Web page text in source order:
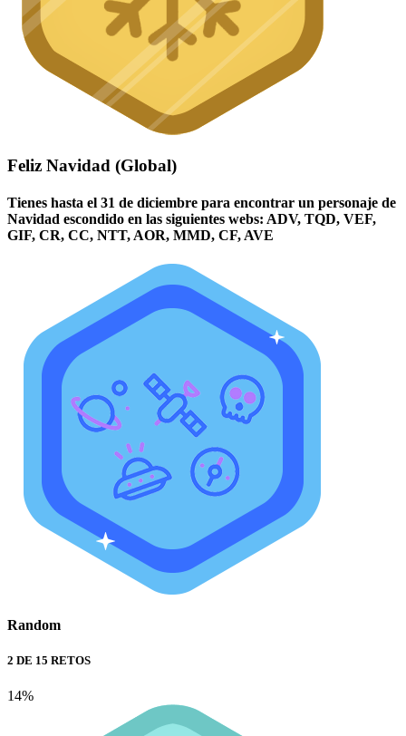
Feliz Navidad (Global)
Tienes hasta el 31 de diciembre para encontrar un personaje de
Navidad escondido en las siguientes webs: ADV, TQD, VEF,
GIF, CR, CC, NTT, AOR, MMD, CF, AVE
Random
2 DE 15 RETOS
14%